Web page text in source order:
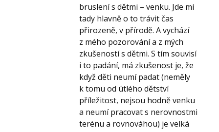
bruslení s dětmi – venku. Jde mi
tady hlavně o to trávit čas
přirozeně, v přírodě. A vychází
z mého pozorování a z mých
zkušeností s dětmi. S tím souvisí
i to padání, má zkušenost je, že
když děti neumí padat (neměly
k tomu od útlého dětství
příležitost, nejsou hodně venku
a neumí pracovat s nerovnostmi
terénu a rovnováhou) je velká